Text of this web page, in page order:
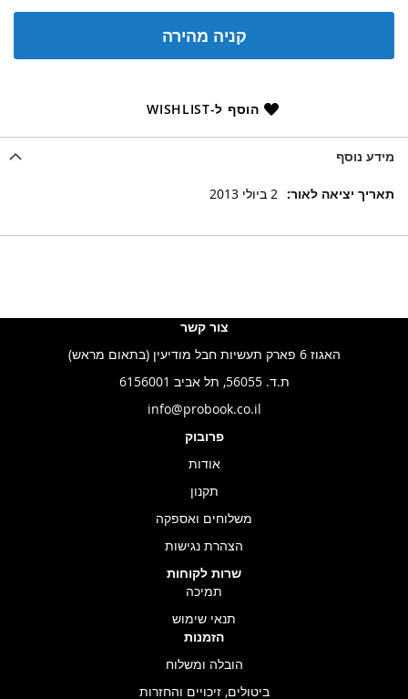
קניה מהירה
הוסף ל-WISHLIST
מידע נוסף
מידע
2 ביולי 2013
צור קשר
האגוז 6 פארק תעשיות חבל מודיעין (בתאום מראש)
ת.ד. 56055, תל אביב 6156001
info@probook.co.il
פרובוק
אודות
תקנון
משלוחים ואספקה
הצהרת נגישות
שרות לקוחות
תמיכה
תנאי שימוש
הזמנות
הובלה ומשלוח
ביטולים, זיכויים והחזרות